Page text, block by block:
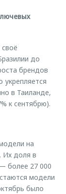
до
брендов
укрепляется
в Таиланде,
к сентябрю).
на
Их доля в
более 27 000
модели
было